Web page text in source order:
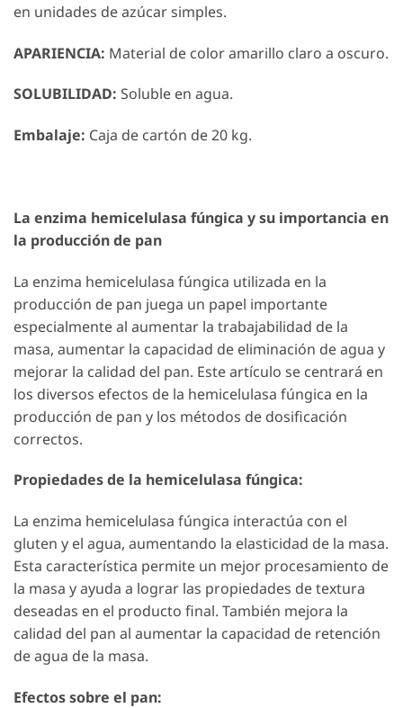
en unidades de azúcar simples.
APARIENCIA: Material de color amarillo claro a oscuro.
SOLUBILIDAD: Soluble en agua.
Embalaje: Caja de cartón de 20 kg.
La enzima hemicelulasa fúngica y su importancia en
la producción de pan
La enzima hemicelulasa fúngica utilizada en la
producción de pan juega un papel importante
especialmente al aumentar la trabajabilidad de la
masa, aumentar la capacidad de eliminación de agua y
mejorar la calidad del pan. Este artículo se centrará en
los diversos efectos de la hemicelulasa fúngica en la
producción de pan y los métodos de dosificación
correctos.
Propiedades de la hemicelulasa fúngica:
La enzima hemicelulasa fúngica interactúa con el
gluten y el agua, aumentando la elasticidad de la masa.
Esta característica permite un mejor procesamiento de
la masa y ayuda a lograr las propiedades de textura
deseadas en el producto final. También mejora la
calidad del pan al aumentar la capacidad de retención
de agua de la masa.
Efectos sobre el pan: